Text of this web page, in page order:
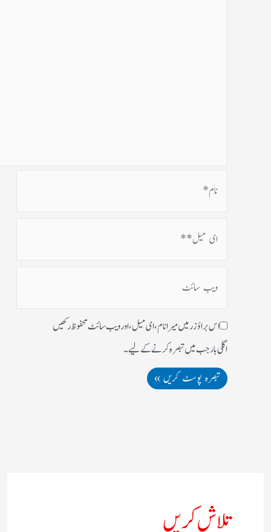
اس براؤزر میں میرا نام، ای میل، اور ویب سائٹ محفوظ رکھیں
اگلی بار جب میں تبصرہ کرنے کےلیے۔
تلاش کریں